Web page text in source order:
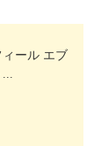
ール エブ
...